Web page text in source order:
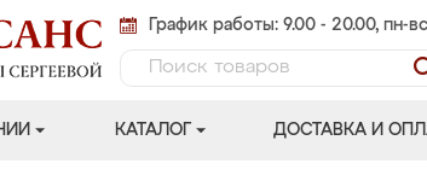
График работы: 9.00 - 20.00, пн-вс
КАТАЛОГ ДОСТАВКА И